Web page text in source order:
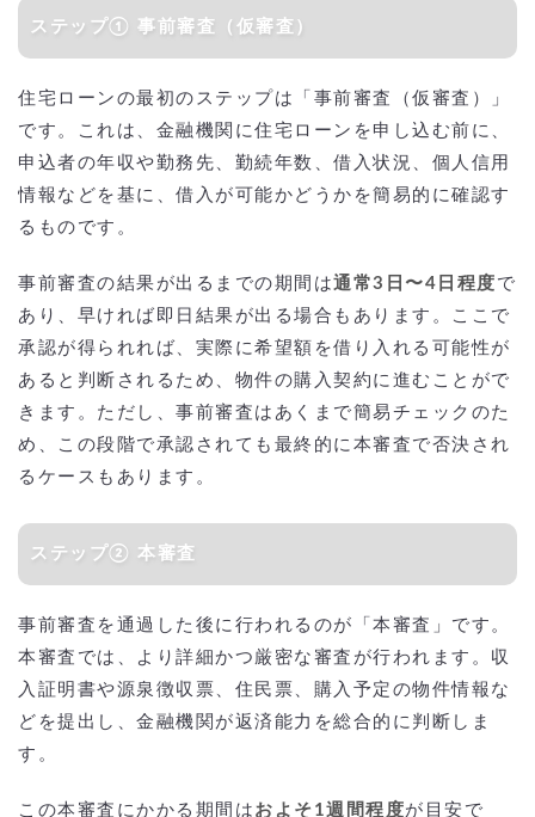
ステップ① 事前審査（仮審査）
住宅ローンの最初のステップは「事前審査（仮審査）」
です。これは、金融機関に住宅ローンを申し込む前に、
申込者の年収や勤務先、勤続年数、借入状況、個人信用
情報などを基に、借入が可能かどうかを簡易的に確認す
るものです。
事前審査の結果が出るまでの期間は通常3日〜4日程度 で
あり、早ければ即日結果が出る場合もあります。ここで
承認が得られれば、実際に希望額を借り入れる可能性が
あると判断されるため、物件の購入契約に進むことがで
きます。ただし、事前審査はあくまで簡易チェックのた
め、この段階で承認されても最終的に本審査で否決され
るケースもあります。
ステップ② 本審査
事前審査を通過した後に行われるのが「本審査」です。
本審査では、より詳細かつ厳密な審査が行われます。収
入証明書や源泉徴収票、住民票、購入予定の物件情報な
どを提出し、金融機関が返済能力を総合的に判断しま
す。
この本審査にかかる期間は およそ1週間程度が目安で